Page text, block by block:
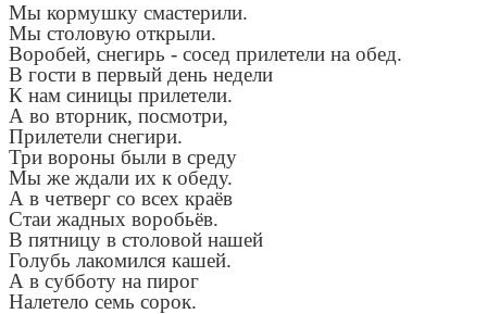
Мы кормушку смастерили.
Мы столовую открыли.
Воробей, снегирь - сосед прилетели на обед.
В гости в первый день недели
К нам синицы прилетели.
А во вторник, посмотри,
Прилетели снегири.
Три вороны были в среду
Мы же ждали их к обеду.
А в четверг со всех краёв
Стаи жадных воробьёв.
В пятницу в столовой нашей
Голубь лакомился кашей.
А в субботу на пирог
Налетело семь сорок.